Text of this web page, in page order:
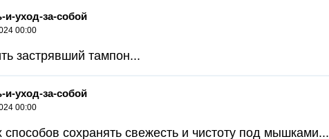
и-уход-за-собой
00:00
застрявший тампон...
и-уход-за-собой
00:00
способов сохранять свежесть и чистоту под мышками...